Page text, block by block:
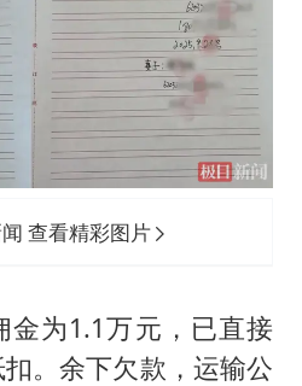
查看精彩图片
金为1.1万元，已直接
。余下欠款，运输公